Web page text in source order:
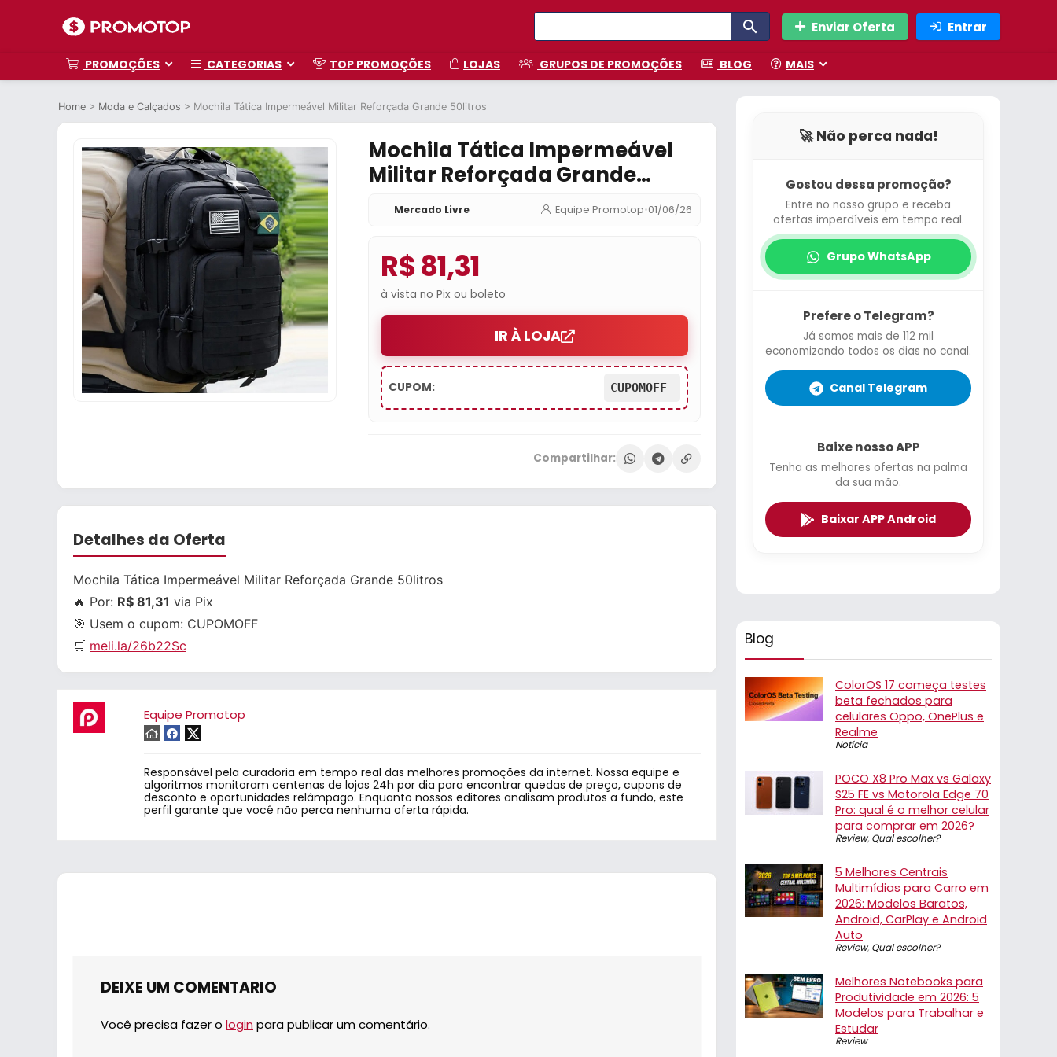
Enviar Oferta Entrar
PROMOÇÕES CATEGORIAS TOP PROMOÇÕES LOJAS GRUPOS DE PROMOÇÕES BLOG MAIS
Home > Moda e Calçados > Mochila Tática Impermeável Militar Reforçada Grande 50litros
Mochila Tática Impermeável
Militar Reforçada Grande
50litros
Mercado Livre Equipe Promotop•01/06/26
R$ 81,31
à vista no Pix ou boleto
IR À LOJA
CUPOM: CUPOMOFF
Compartilhar:
Detalhes da Oferta
Mochila Tática Impermeável Militar Reforçada Grande 50litros
🔥 Por: R$ 81,31 via Pix
🎯 Usem o cupom: CUPOMOFF
🛒 meli.la/26b22Sc
Equipe Promotop
Responsável pela curadoria em tempo real das melhores promoções da internet. Nossa equipe e
algoritmos monitoram centenas de lojas 24h por dia para encontrar quedas de preço, cupons de
desconto e oportunidades relâmpago. Enquanto nossos editores analisam produtos a fundo, este
perfil garante que você não perca nenhuma oferta rápida.
DEIXE UM COMENTARIO
Você precisa fazer o login para publicar um comentário.
🚀 Não perca nada!
Gostou dessa promoção?
Entre no nosso grupo e receba
ofertas imperdíveis em tempo real.
Grupo WhatsApp
Prefere o Telegram?
Já somos mais de 112 mil
economizando todos os dias no canal.
Canal Telegram
Baixe nosso APP
Tenha as melhores ofertas na palma
da sua mão.
Baixar APP Android
Blog
ColorOS 17 começa testes
beta fechados para
celulares Oppo, OnePlus e
Realme
Notícia
POCO X8 Pro Max vs Galaxy
S25 FE vs Motorola Edge 70
Pro: qual é o melhor celular
para comprar em 2026?
Review, Qual escolher?
5 Melhores Centrais
Multimídias para Carro em
2026: Modelos Baratos,
Android, CarPlay e Android
Auto
Review, Qual escolher?
Melhores Notebooks para
Produtividade em 2026: 5
Modelos para Trabalhar e
Estudar
Review